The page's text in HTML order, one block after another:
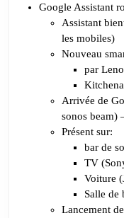
Google Assistant
Assistant
les mobiles)
Nouveau
par
Arrivée de
sonos beam)
Présent sur:
bar de
TV
Voiture
Salle de
Lancement